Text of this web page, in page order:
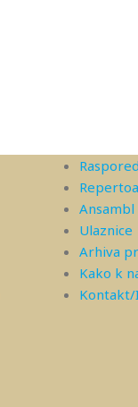
Ansambl
Ulaznice
Arhiva
Kako k
Kontakt/